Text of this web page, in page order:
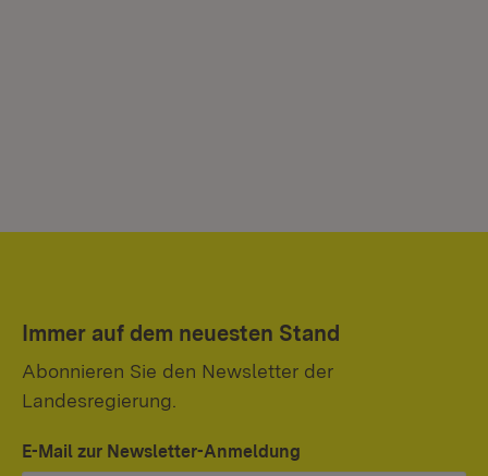
Immer auf dem neuesten Stand
Abonnieren Sie den Newsletter der
Landesregierung.
E-Mail zur Newsletter-Anmeldung